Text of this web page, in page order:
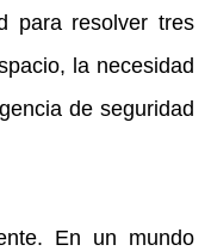
para resolver tres
la necesidad
de seguridad
En un mundo